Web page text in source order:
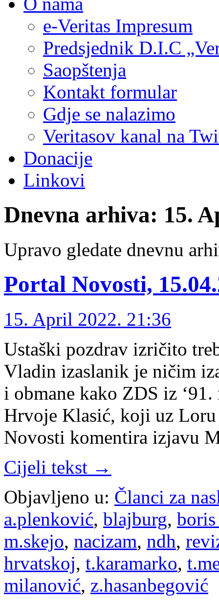
e-Veritas Impresum
Predsjednik D.I.C
Saopštenja
Kontakt formular
Gdje se nalazimo
Veritasov kanal na
Donacije
Linkovi
Dnevna arhiva: 15.
Upravo gledate dnevnu
Portal Novosti,
15. April 2022. 21:36
Ustaški pozdrav izričito
Vladin izaslanik je ničim
i obmane kako ZDS iz ‘91.
Hrvoje Klasić, koji uz
Novosti komentira izjavu
Cijeli tekst →
Objavljeno u: Članci za
a.plenković, blajburg,
m.skejo, nacizam, ndh,
hrvatskoj, t.karamarko,
milanović, z.hasanbegović